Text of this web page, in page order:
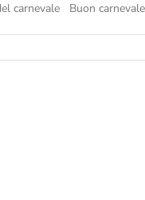
carnevale Buon